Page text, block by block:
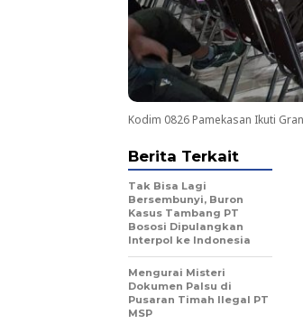
Kodim 0826 Pamekasan Ikuti
Berita Terkait
Tak Bisa Lagi
Bersembunyi, Buron
Kasus Tambang PT
Bososi Dipulangkan
Interpol ke Indonesia
Mengurai Misteri
Dokumen Palsu di
Pusaran Timah Ilegal PT
MSP